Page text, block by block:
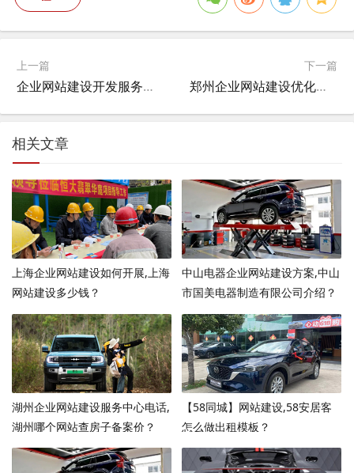
上一篇
企业网站建设开发服务包括哪些,网站建设可以计入研发费用么？
下一篇
郑州企业网站建设优化方案,郑州公交为何优化调整？
相关文章
上海企业网站建设如何开展,上海
网站建设多少钱？
中山电器企业网站建设方案,中山
市国美电器制造有限公司介绍？
湖州企业网站建设服务中心电话,
湖州哪个网站查房子备案价？
【58同城】网站建设,58安居客
怎么做出租模板？